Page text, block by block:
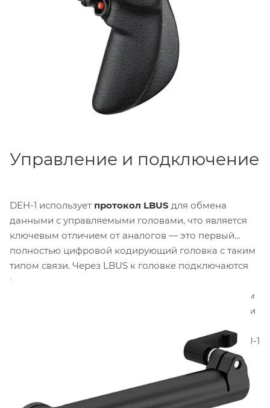
спецификации ARRI. Доступны варианты
комплектации для левшей и правшей, что делает
головку универсальной для любого оператора.
Управление и подключение
DEH-1 использует протокол LBUS для обмена
данными с управляемыми головами, что является
ключевым отличием от аналогов — это первый
полностью цифровой кодирующий головка с таким
типом связи. Через LBUS к головке подключаются
рукоятки
позволяет управлять не только панорамированием
и наклоном, но и фокусом, ирисовой диафрагмой и
кабель. Все параметры головки, Master Grips и OCU-1
отображаются и настраиваются через сенсорную
панель пульта дистанционного управления SRH-3,
что позволяет централизованно управлять всей
системой с одного устройства. Это значительно